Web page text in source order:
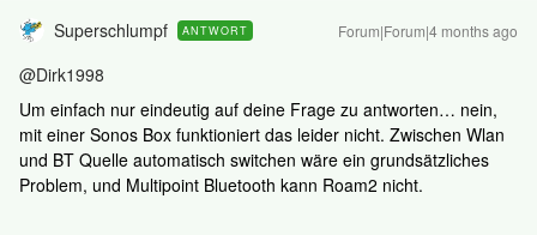
Superschlumpf ANTWORT Forum|Forum|4 months ago
@Dirk1998
Um einfach nur eindeutig auf deine Frage zu antworten… nein,
mit einer Sonos Box funktioniert das leider nicht. Zwischen Wlan
und BT Quelle automatisch switchen wäre ein grundsätzliches
Problem, und Multipoint Bluetooth kann Roam2 nicht.